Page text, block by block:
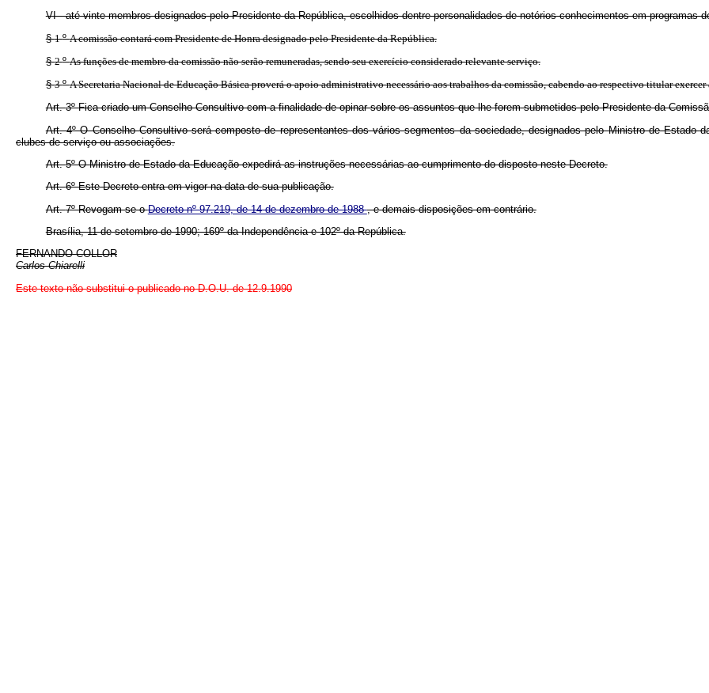
VI - até vinte membros designados pelo Presidente da República, escolhidos dentre personalidades de notórios conhecimentos em programas
§1ºA comissão contará com Presidente de Honra designado pelo Presidente da República.
§2ºAs funções de membro da comissão não serão remuneradas, sendo seu exercício considerado relevante serviço.
§3ºA Secretaria Nacional de Educação Básica proverá o apoio administrativo necessário aos trabalhos da comissão, cabendo ao respectivo titular
Art.3º Fica criado um Conselho Consultivo com a finalidade de opinar sobre os assuntos que lhe forem submetidos pelo Presidente da
Art.4º O Conselho Consultivo será composto de representantes dos vários segmentos da sociedade, designados pelo Ministro de Estado
clubes de serviço ou associações.
Art.5º O Ministro de Estado da Educação expedirá as instruções necessárias ao cumprimento do disposto neste Decreto.
Art.6º Este Decreto entra em vigor na data de sua publicação.
Art.7º Revogam-se oDecreto nº 97.219, de 14 de dezembro de 1988, e demais disposições em contrário.
Brasília, 11 de setembro de 1990; 169º da Independência e 102º da República.
FERNANDO COLLOR
Carlos Chiarelli
Este texto não substitui o publicado no D.O.U. de 12.9.1990